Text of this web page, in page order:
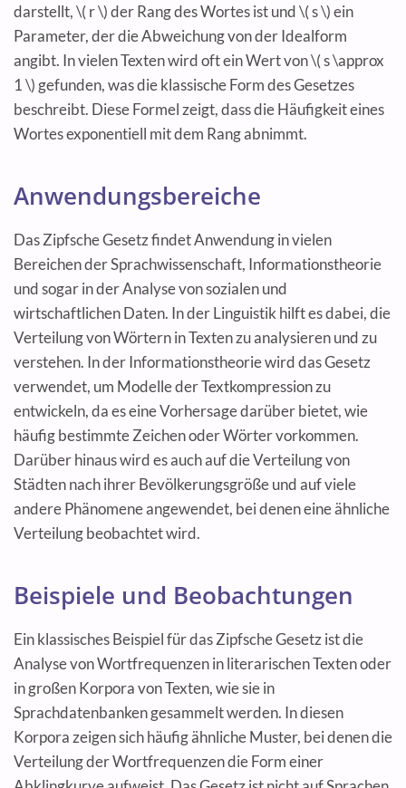
darstellt, \( r \) der Rang des Wortes ist und \( s \) ein
Parameter, der die Abweichung von der Idealform
angibt. In vielen Texten wird oft ein Wert von \( s \approx
1 \) gefunden, was die klassische Form des Gesetzes
beschreibt. Diese Formel zeigt, dass die Häufigkeit eines
Wortes exponentiell mit dem Rang abnimmt.
Anwendungsbereiche
Das Zipfsche Gesetz findet Anwendung in vielen
Bereichen der Sprachwissenschaft, Informationstheorie
und sogar in der Analyse von sozialen und
wirtschaftlichen Daten. In der Linguistik hilft es dabei, die
Verteilung von Wörtern in Texten zu analysieren und zu
verstehen. In der Informationstheorie wird das Gesetz
verwendet, um Modelle der Textkompression zu
entwickeln, da es eine Vorhersage darüber bietet, wie
häufig bestimmte Zeichen oder Wörter vorkommen.
Darüber hinaus wird es auch auf die Verteilung von
Städten nach ihrer Bevölkerungsgröße und auf viele
andere Phänomene angewendet, bei denen eine ähnliche
Verteilung beobachtet wird.
Beispiele und Beobachtungen
Ein klassisches Beispiel für das Zipfsche Gesetz ist die
Analyse von Wortfrequenzen in literarischen Texten oder
in großen Korpora von Texten, wie sie in
Sprachdatenbanken gesammelt werden. In diesen
Korpora zeigen sich häufig ähnliche Muster, bei denen die
Verteilung der Wortfrequenzen die Form einer